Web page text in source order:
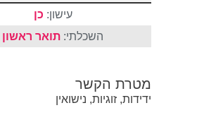
עישון: כן
השכלתי: תואר ראשון
מטרת הקשר
ידידות, זוגיות, נישואין